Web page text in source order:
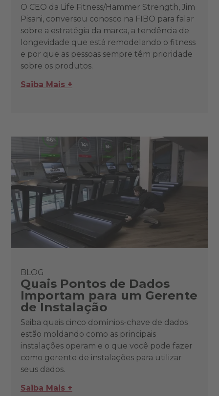
O CEO da Life Fitness/Hammer Strength, Jim
Pisani, conversou conosco na FIBO para falar
sobre a estratégia da marca, a tendência de
longevidade que está remodelando o fitness
e por que as pessoas sempre têm prioridade
sobre os produtos.
Saiba Mais +
BLOG
Quais Pontos de Dados
Importam para um Gerente
de Instalação
Saiba quais cinco domínios-chave de dados
estão moldando como as principais
instalações operam e o que você pode fazer
como gerente de instalações para utilizar
seus dados.
Saiba Mais +